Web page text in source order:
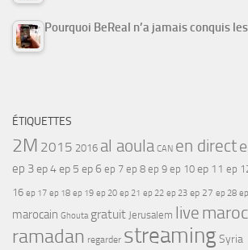
Pourquoi BeReal n’a jamais conquis
ÉTIQUETTES
2M 2015 2016 al aoula CAN en direct
ep 3ep 4ep 5 ep 6 ep 7 ep 8 ep 9 ep 10 ep 11 ep
16 ep 17 ep 18 ep 19 ep 20 ep 21 ep 22 ep 23 ep 27 ep 28
marocain Ghouta gratuit Jerusalem live maroc
ramadan regarder streamingSyria